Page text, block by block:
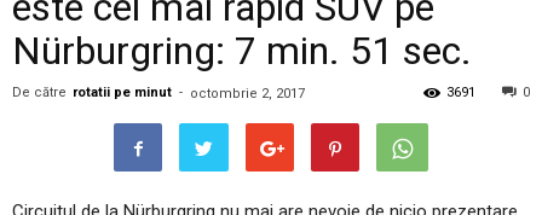
Nürburgring: 7 min. 51 sec.
De către rotatii pe minut - octombrie 2, 2017 0
3691